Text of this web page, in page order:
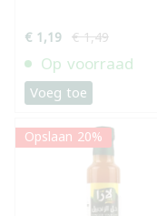
€ 1,19 € 1,49
Op voorraad
Voeg toe
Opslaan 20%